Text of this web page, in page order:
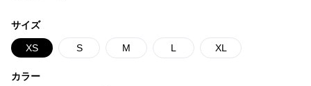
サイズ
XS S M L XL
カラー